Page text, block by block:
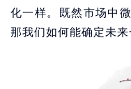
化一样。既然市场中
那我们如何能确定未